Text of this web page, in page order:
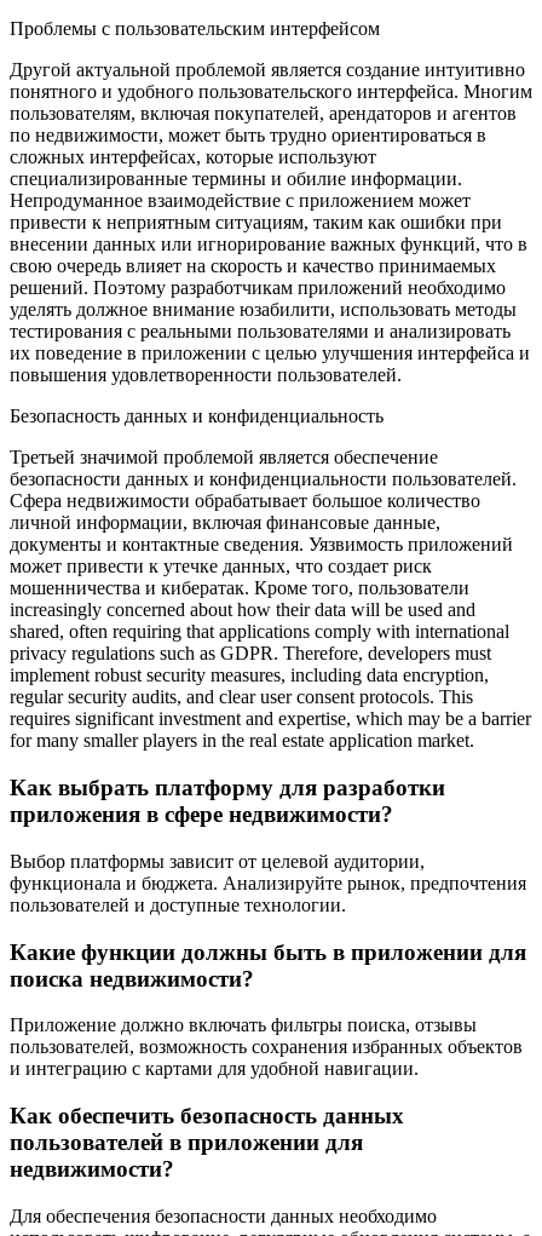
Проблемы с пользовательским интерфейсом
Другой актуальной проблемой является создание интуитивно
понятного и удобного пользовательского интерфейса. Многим
пользователям, включая покупателей, арендаторов и агентов
по недвижимости, может быть трудно ориентироваться в
сложных интерфейсах, которые используют
специализированные термины и обилие информации.
Непродуманное взаимодействие с приложением может
привести к неприятным ситуациям, таким как ошибки при
внесении данных или игнорирование важных функций, что в
свою очередь влияет на скорость и качество принимаемых
решений. Поэтому разработчикам приложений необходимо
уделять должное внимание юзабилити, использовать методы
тестирования с реальными пользователями и анализировать
их поведение в приложении с целью улучшения интерфейса и
повышения удовлетворенности пользователей.
Безопасность данных и конфиденциальность
Третьей значимой проблемой является обеспечение
безопасности данных и конфиденциальности пользователей.
Сфера недвижимости обрабатывает большое количество
личной информации, включая финансовые данные,
документы и контактные сведения. Уязвимость приложений
может привести к утечке данных, что создает риск
мошенничества и кибератак. Кроме того, пользователи
increasingly concerned about how their data will be used and
shared, often requiring that applications comply with international
privacy regulations such as GDPR. Therefore, developers must
implement robust security measures, including data encryption,
regular security audits, and clear user consent protocols. This
requires significant investment and expertise, which may be a barrier
for many smaller players in the real estate application market.
Как выбрать платформу для разработки
приложения в сфере недвижимости?
Выбор платформы зависит от целевой аудитории,
функционала и бюджета. Анализируйте рынок, предпочтения
пользователей и доступные технологии.
Какие функции должны быть в приложении для
поиска недвижимости?
Приложение должно включать фильтры поиска, отзывы
пользователей, возможность сохранения избранных объектов
и интеграцию с картами для удобной навигации.
Как обеспечить безопасность данных
пользователей в приложении для
недвижимости?
Для обеспечения безопасности данных необходимо